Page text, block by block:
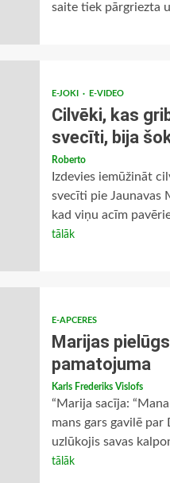
saite tiek pārgriezta
E-JOKI E-VIDEO
Cilvēki, kas
svecīti, bija
Roberto
Izdevies iemūžināt
svecīti pie Jaunavas
kad viņu acīm
tālāk
E-APCERES
Marijas
pamatojuma
Karls Frederiks Vislofs
“Marija sacīja:
mans gars gavilē
uzlūkojis savas
tālāk